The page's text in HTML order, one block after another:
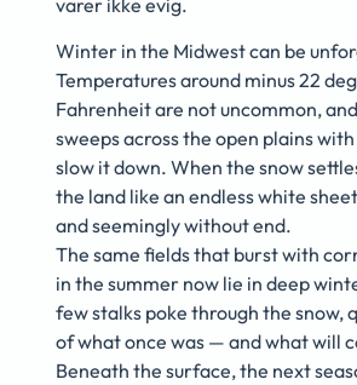
Winter in the Midwest can be
Temperatures around minus 22
Fahrenheit are not uncommon,
sweeps across the open plains
slow it down. When the snow
the land like an endless white
and seemingly without end.
The same fields that burst with
in the summer now lie in deep
few stalks poke through the snow,
of what once was — and what will
Beneath the surface, the next